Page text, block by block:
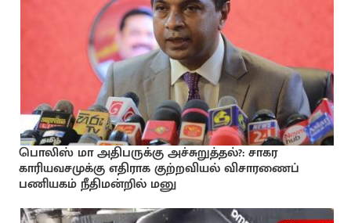
பொலிஸ் மா அதிபருக்கு அச்சுறுத்தல்?: சாகர
காரியவசமுக்கு எதிராக குற்றவியல் விசாரணைப்
பணியகம் நீதிமன்றில் மனு